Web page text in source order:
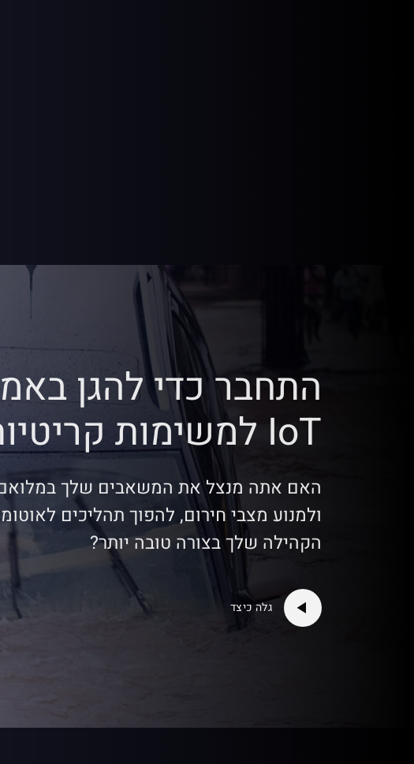
התחבר כדי להגן
IoT למשימות קריטיות
האם אתה מנצל את המשאבים שלך במלואם
ולמנוע מצבי חירום, להפוך תהליכים
הקהילה שלך בצורה טובה יותר?
גלה כיצד